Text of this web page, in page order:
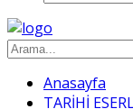
Anasayfa
TARİHİ